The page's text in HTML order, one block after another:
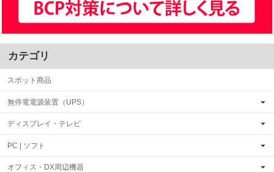
カテゴリ
スポット商品
無停電電源装置（UPS）
ディスプレイ・テレビ
PC | ソフト
オフィス・DX周辺機器